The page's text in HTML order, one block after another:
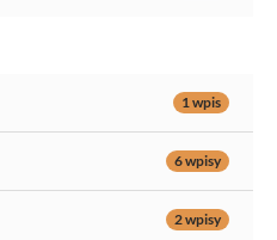
1 wpis
6 wpisy
2 wpisy